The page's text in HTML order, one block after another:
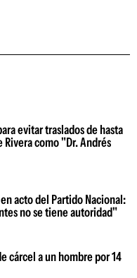
evitar traslados de hasta
como "Dr. Andrés
acto del Partido Nacional:
no se tiene autoridad"
cárcel a un hombre por 14